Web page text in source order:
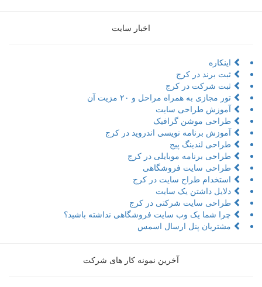
اخبار سایت
اینکاره
ثبت برند در کرج
ثبت شرکت در کرج
تور مجازی به همراه مراحل و ۲۰ مزیت آن
آموزش طراحی سایت
طراحی موشن گرافیک
آموزش برنامه نویسی اندروید در کرج
طراحی لندینگ پیج
طراحی برنامه موبایلی در کرج
طراحی سایت فروشگاهی
استخدام طراح سایت در کرج
دلایل داشتن یک سایت
طراحی سایت شرکتی در کرج
چرا شما یک وب سایت فروشگاهی نداشته باشید؟
مشتریان پنل ارسال اسمس
آخرین نمونه کار های شرکت